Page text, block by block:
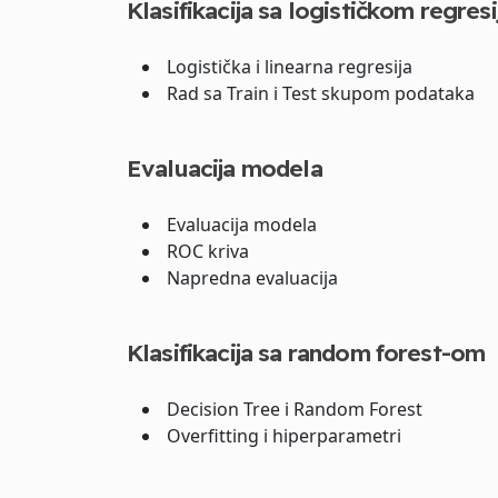
Klasifikacija sa logističkom
Logistička i linearna regresija
Rad sa Train i Test skupom podataka
Evaluacija modela
Evaluacija modela
ROC kriva
Napredna evaluacija
Klasifikacija sa random forest-om
Decision Tree i Random Forest
Overfitting i hiperparametri